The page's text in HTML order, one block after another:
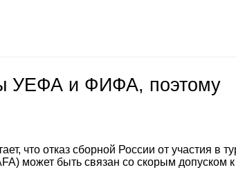
УЕФА и ФИФА, поэтому
что отказ сборной России от участия в
может быть связан со скорым допуском к